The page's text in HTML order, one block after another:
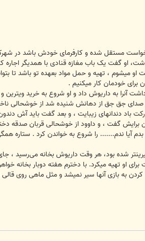
مستقل شده و کارفرمای خودش باشد در
او گفت یک باب مغازه قنادی با همدیگر
او میشوم ، تهیه و حمل مواد بعهده تو باشد
برای خودمان کار میکنیم .
آنرا به داریوش داد و او شروع به خرید ویترین
جق جق از دهانش شنیده شد از خوشحالی
دندانهای زیبایت ، و بعد گفت باید آش
گفت ، و داوود از خوشحالی قربان صدقه
آیا ندم....... را شروع به خواندن کرد . ستاره
شده بود، هر وقت داریوش بخانه می‌رسید ،
او تهیه میکرد. با دخترم هفته دوبار بخانه
کردن به بازی آنها سیر نمیشد و مثل ماهی روی